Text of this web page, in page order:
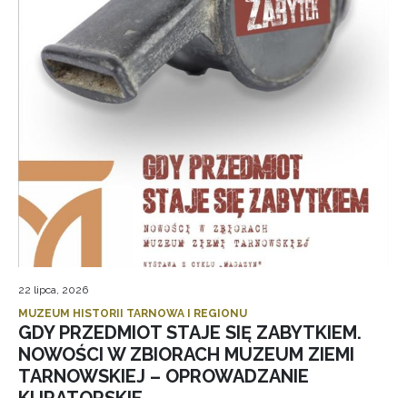
22 lipca, 2026
MUZEUM HISTORII TARNOWA I REGIONU
GDY PRZEDMIOT STAJE SIĘ ZABYTKIEM.
NOWOŚCI W ZBIORACH MUZEUM ZIEMI
TARNOWSKIEJ – OPROWADZANIE